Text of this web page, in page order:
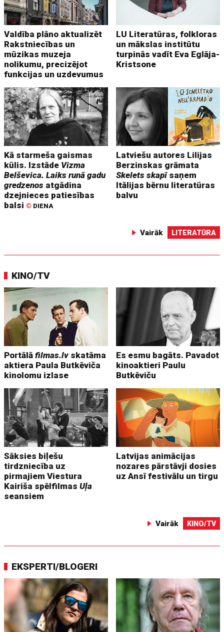
Valdība plāno aktualizēt
Rakstniecības un
mūzikas muzeja
nolikumu, precizējot
funkcijas un uzdevumus
LU Literatūras, folkloras
un mākslas institūtu
turpinās vadīt Eva Eglāja-
Kristsone
Kā starmeša gaismas
kūlis. Izstāde Vizma
Belševica. Laiks runā gadu
gredzenos atgādina
dzejnieces patiesības
balsi © DIENA
Latviešu autores Lilijas
Berzinskas grāmata
Skelets skapīsaņem
Itālijas bērnu literatūras
balvu
Vairāk LITERATŪRA
KINO/TV
Portālāfilmas.lv skatāma
aktiera Paula Butkēviča
kinolomu izlase
Es esmu bagāts. Pavadot
kinoaktieri Paulu
Butkēviču
Sāksies biļešu
tirdzniecība uz
pirmajiem Viestura
Kairiša spēlfilmasUļa
seansiem
Latvijas animācijas
nozares pārstāvji dosies
uz Ansī festivālu un tirgu
Vairāk KINO/TV
EKSPERTI/BLOGERI